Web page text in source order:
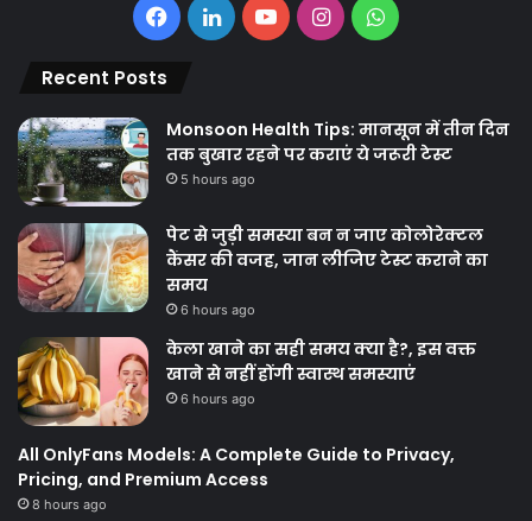
Facebook
LinkedInYouTubeInstagramWhatsApp
Recent Posts
Monsoon Health Tips: मानसून में तीन दिन
तक बुखार रहने पर कराएं ये जरूरी टेस्ट
5 hours ago
पेट से जुड़ी समस्या बन न जाए कोलोरेक्टल
कैंसर की वजह, जान लीजिए टेस्ट कराने का
समय
6 hours ago
केला खाने का सही समय क्‍या है?, इस वक्त
खाने से नहीं होंगी स्वास्थ समस्याएं
6 hours ago
All OnlyFans Models: A Complete Guide to Privacy,
Pricing, and Premium Access
8 hours ago